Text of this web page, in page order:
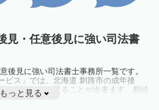
見・任意後見に強い司法書
後見に強い司法書士事務所一覧です。
ビス」では、北海道 釧路市の成年後
務所を一覧で見ることが出来ます。相続
る方は一度近隣の司法書士に相談してみ
もっと見る